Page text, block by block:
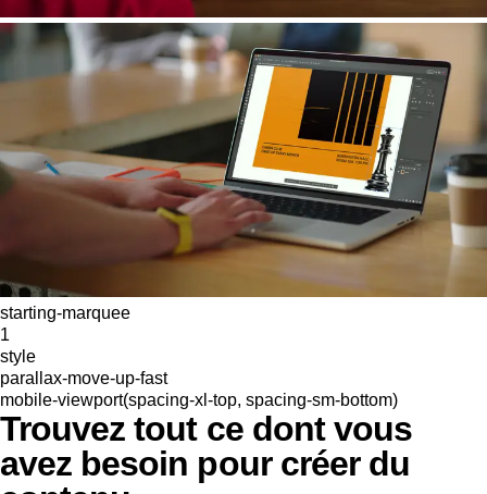
starting-marquee
1
style
parallax-move-up-fast
mobile-viewport(spacing-xl-top, spacing-sm-bottom)
Trouvez tout ce dont vous
avez besoin pour créer du